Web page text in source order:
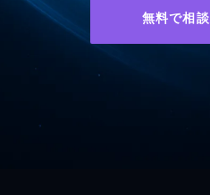
無料で相